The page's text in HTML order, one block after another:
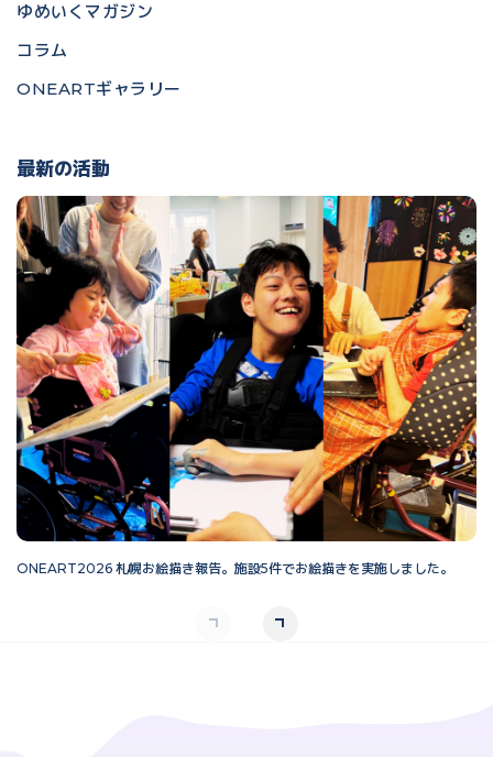
ゆめいくマガジン
コラム
ONEARTギャラリー
最新の活動
ONEART2026 札幌お絵描き報告。施設5件でお絵描きを実施しました。